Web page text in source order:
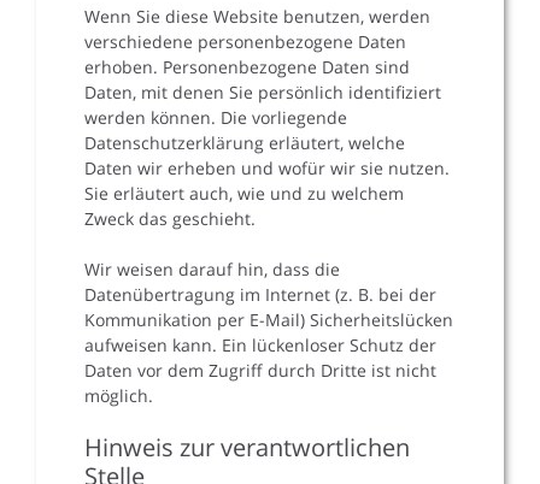
Wenn Sie diese Website benutzen, werden
verschiedene personenbezogene Daten
erhoben. Personenbezogene Daten sind
Daten, mit denen Sie persönlich identifiziert
werden können. Die vorliegende
Datenschutzerklärung erläutert, welche
Daten wir erheben und wofür wir sie nutzen.
Sie erläutert auch, wie und zu welchem
Zweck das geschieht.
Wir weisen darauf hin, dass die
Datenübertragung im Internet (z. B. bei der
Kommunikation per E-Mail) Sicherheitslücken
aufweisen kann. Ein lückenloser Schutz der
Daten vor dem Zugriff durch Dritte ist nicht
möglich.
Hinweis zur verantwortlichen
Stelle